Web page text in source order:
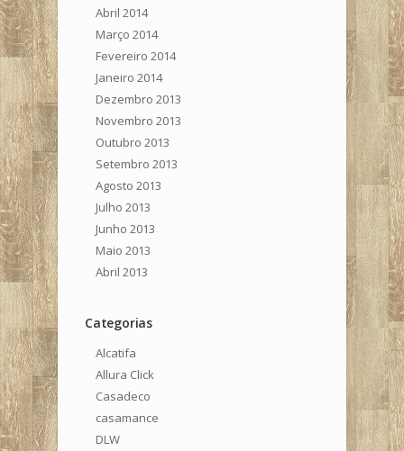
Abril 2014
Março 2014
Fevereiro 2014
Janeiro 2014
Dezembro 2013
Novembro 2013
Outubro 2013
Setembro 2013
Agosto 2013
Julho 2013
Junho 2013
Maio 2013
Abril 2013
Categorias
Alcatifa
Allura Click
Casadeco
casamance
DLW